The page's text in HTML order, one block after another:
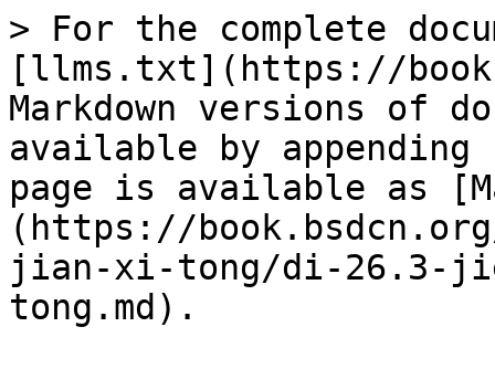
> For the complete
[llms.txt](https://
Markdown versions of
available by
page is available as
(https://
jian-xi-tong/di-26.3-
tong.md).